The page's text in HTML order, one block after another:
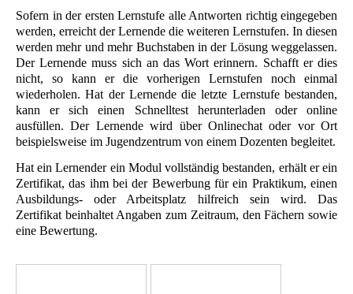
Sofern in der ersten Lernstufe alle Antworten richtig eingegeben
werden, erreicht der Lernende die weiteren Lernstufen. In diesen
werden mehr und mehr Buchstaben in der Lösung weggelassen.
Der Lernende muss sich an das Wort erinnern. Schafft er dies
nicht, so kann er die vorherigen Lernstufen noch einmal
wiederholen. Hat der Lernende die letzte Lernstufe bestanden,
kann er sich einen Schnelltest herunterladen oder online
ausfüllen. Der Lernende wird über Onlinechat oder vor Ort
beispielsweise im Jugendzentrum von einem Dozenten begleitet.
Hat ein Lernender ein Modul vollständig bestanden, erhält er ein
Zertifikat, das ihm bei der Bewerbung für ein Praktikum, einen
Ausbildungs- oder Arbeitsplatz hilfreich sein wird. Das
Zertifikat beinhaltet Angaben zum Zeitraum, den Fächern sowie
eine Bewertung.